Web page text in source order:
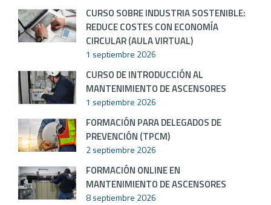
CURSO SOBRE INDUSTRIA SOSTENIBLE:
REDUCE COSTES CON ECONOMÍA
CIRCULAR (AULA VIRTUAL)
1 septiembre 2026
CURSO DE INTRODUCCIÓN AL
MANTENIMIENTO DE ASCENSORES
1 septiembre 2026
FORMACIÓN PARA DELEGADOS DE
PREVENCIÓN (TPCM)
2 septiembre 2026
FORMACIÓN ONLINE EN
MANTENIMIENTO DE ASCENSORES
8 septiembre 2026